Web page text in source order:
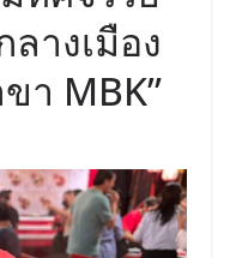
างเมือง
า MBK”